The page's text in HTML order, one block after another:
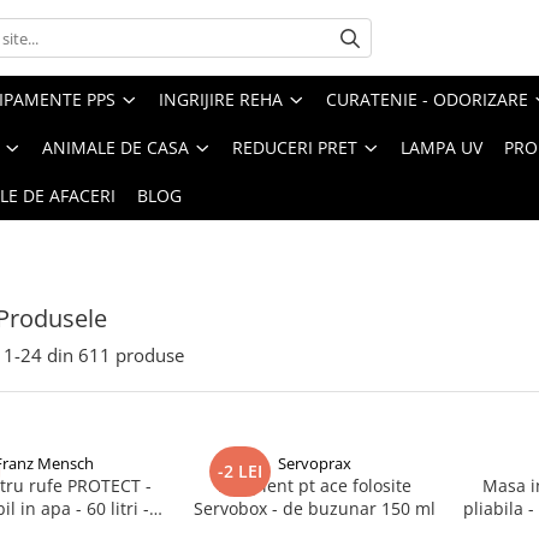
PPS INGRIJIRE REHA CURATENIE - ODORIZARE
ANIMALE DE CASA REDUCERI PRET LAMPA UV
DE AFACERI BLOG
1-24 din 611 produse
Mensch
rufe PROTECT -
in apa - 60 litri -
-2 LEI Servoprax
Recipient pt ace folosite
Servobox - de buzunar 150 ml
Masa
pliabila -